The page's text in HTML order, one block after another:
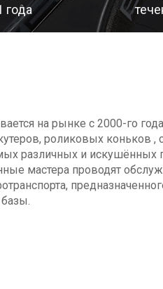
года
на рынке с 2000-го
роликовых коньков ,
различных и искушённых
мастера проводят